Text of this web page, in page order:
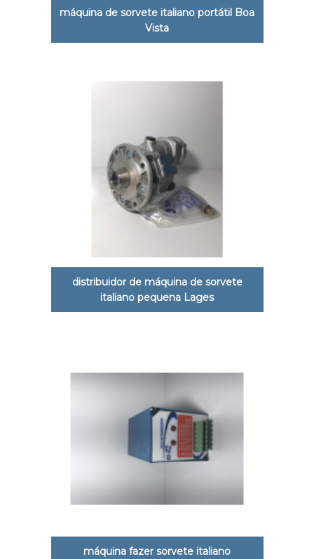
máquina de sorvete italiano portátil Boa
Vista
distribuidor de máquina de sorvete
italiano pequena Lages
máquina fazer sorvete italiano